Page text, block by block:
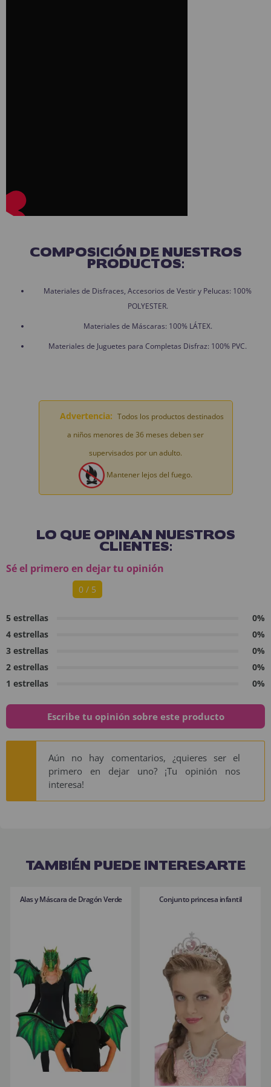
COMPOSICIÓN DE NUESTROS
PRODUCTOS:
Materiales de Disfraces, Accesorios de Vestir y Pelucas: 100%
POLYESTER.
Materiales de Máscaras: 100% LÁTEX.
Materiales de Juguetes para Completas Disfraz: 100% PVC.
Advertencia: Todos los productos destinados
a niños menores de 36 meses deben ser
supervisados por un adulto.
Mantener lejos del fuego.
LO QUE OPINAN NUESTROS
CLIENTES:
Sé el primero en dejar tu opinión
0 / 5
5 estrellas
0%
4 estrellas
0%
3 estrellas
0%
2 estrellas
0%
1 estrellas
0%
Escribe tu opinión sobre este producto
Aún no hay comentarios, ¿quieres ser el
primero en dejar uno? ¡Tu opinión nos
interesa!
TAMBIÉN PUEDE INTERESARTE
Alas y Máscara de Dragón Verde Conjunto princesa infantil